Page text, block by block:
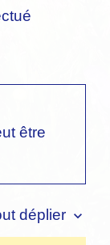
être
déplier keyboard_arrow_down